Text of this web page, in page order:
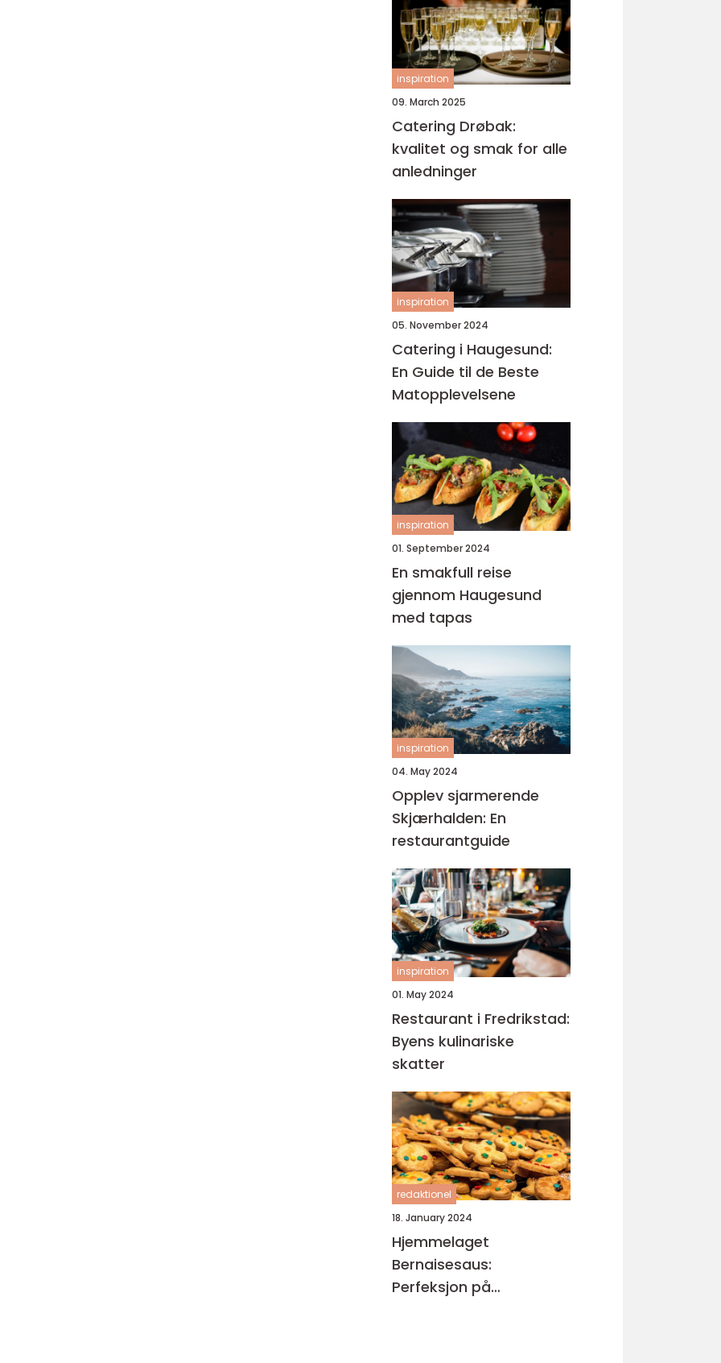
inspiration
09. March 2025
Catering Drøbak:
kvalitet og smak for alle
anledninger
inspiration
05. November 2024
Catering i Haugesund:
En Guide til de Beste
Matopplevelsene
inspiration
01. September 2024
En smakfull reise
gjennom Haugesund
med tapas
inspiration
04. May 2024
Opplev sjarmerende
Skjærhalden: En
restaurantguide
inspiration
01. May 2024
Restaurant i Fredrikstad:
Byens kulinariske
skatter
redaktionel
18. January 2024
Hjemmelaget
Bernaisesaus:
Perfeksjon på